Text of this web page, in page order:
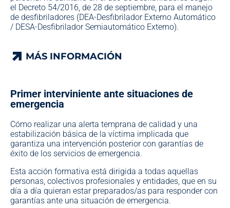
el Decreto 54/2016, de 28 de septiembre, para el manejo
de desfibriladores (DEA-Desfibrilador Externo Automático
/ DESA-Desfibrilador Semiautomático Externo).
MÁS INFORMACIÓN
Primer interviniente ante situaciones de
emergencia
Cómo realizar una alerta temprana de calidad y una
estabilización básica de la víctima implicada que
garantiza una intervención posterior con garantías de
éxito de los servicios de emergencia.
Esta acción formativa está dirigida a todas aquellas
personas, colectivos profesionales y entidades, que en su
día a día quieran estar preparados/as para responder con
garantías ante una situación de emergencia.